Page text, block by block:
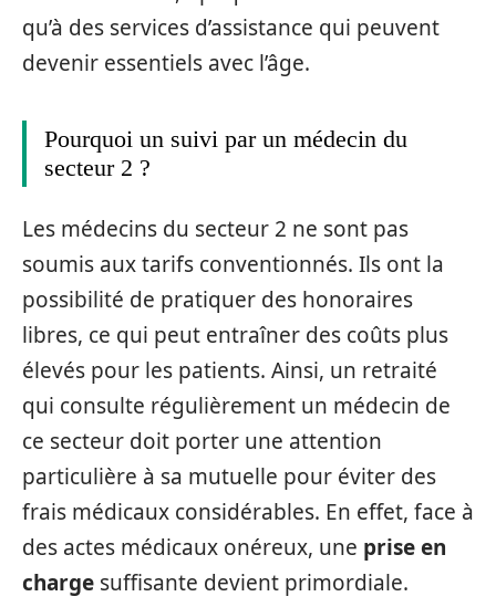
qu’à des services d’assistance qui peuvent
devenir essentiels avec l’âge.
Pourquoi un suivi par un médecin du
secteur 2 ?
Les médecins du secteur 2 ne sont pas
soumis aux tarifs conventionnés. Ils ont la
possibilité de pratiquer des honoraires
libres, ce qui peut entraîner des coûts plus
élevés pour les patients. Ainsi, un retraité
qui consulte régulièrement un médecin de
ce secteur doit porter une attention
particulière à sa mutuelle pour éviter des
frais médicaux considérables. En effet, face à
des actes médicaux onéreux, une prise en
charge suffisante devient primordiale.